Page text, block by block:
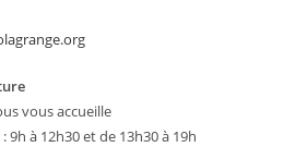
vous accueille
: 9h à 12h30 et de 13h30 à 19h